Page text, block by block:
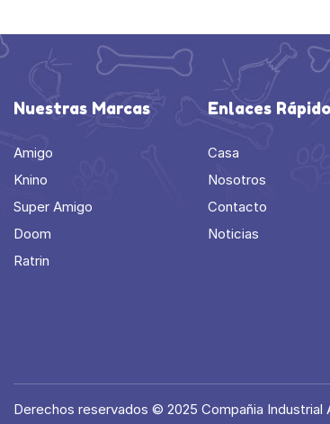
Nuestras Marcas
Amigo
Knino
Super Amigo
Doom
Ratrin
Enlaces
Casa
Nosotros
Contacto
Noticias
Derechos reservados © 2025 Compañia Industrial